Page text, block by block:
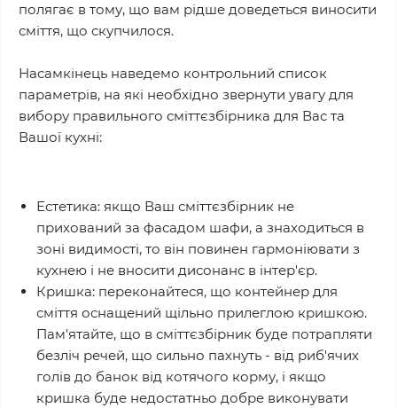
полягає в тому, що вам рідше доведеться виносити
сміття, що скупчилося.
Насамкінець наведемо контрольний список
параметрів, на які необхідно звернути увагу для
вибору правильного сміттєзбірника для Вас та
Вашої кухні:
Естетика: якщо Ваш сміттєзбірник не
прихований за фасадом шафи, а знаходиться в
зоні видимості, то він повинен гармоніювати з
кухнею і не вносити дисонанс в інтер'єр.
Кришка: переконайтеся, що контейнер для
сміття оснащений щільно прилеглою кришкою.
Пам'ятайте, що в сміттєзбірник буде потрапляти
безліч речей, що сильно пахнуть - від риб'ячих
голів до банок від котячого корму, і якщо
кришка буде недостатньо добре виконувати